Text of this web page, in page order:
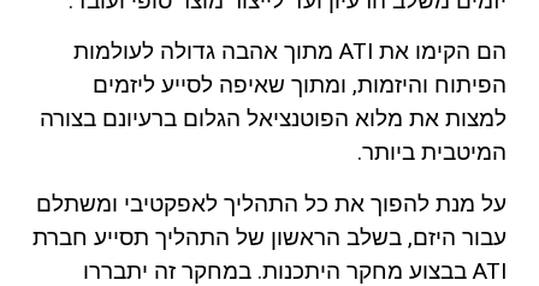
הם הקימו את ATI מתוך אהבה גדולה לעולמות
הפיתוח והיזמות, ומתוך שאיפה לסייע ליזמים
למצות את מלוא הפוטנציאל הגלום ברעיונם בצורה
המיטבית ביותר.
על מנת להפוך את כל התהליך לאפקטיבי ומשתלם
עבור היזם, בשלב הראשון של התהליך תסייע חברת
ATI בבצוע מחקר היתכנות. במחקר זה יתבררו